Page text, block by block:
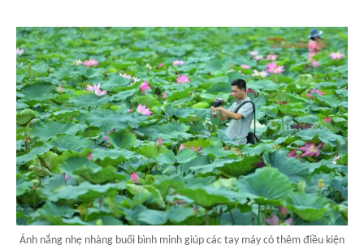
Ánh nắng nhẹ nhàng buổi bình minh giúp các tay máy có thêm điều kiện